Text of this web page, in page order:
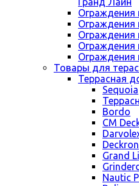
Ограждения
Ограждения
Ограждения
Ограждения
Товары для
Террасная
Sequoia
Bordo
CM
Deckron
Grand
Nautic